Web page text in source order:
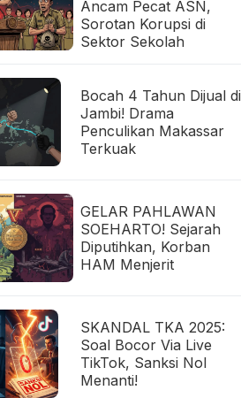
Ancam Pecat ASN,
Sorotan Korupsi di
Sektor Sekolah
Bocah 4 Tahun Dijual di
Jambi! Drama
Penculikan Makassar
Terkuak
GELAR PAHLAWAN
SOEHARTO! Sejarah
Diputihkan, Korban
HAM Menjerit
SKANDAL TKA 2025:
Soal Bocor Via Live
TikTok, Sanksi Nol
Menanti!